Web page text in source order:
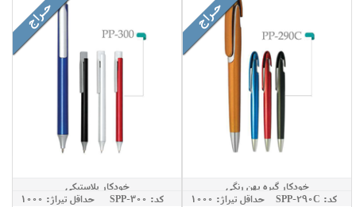
خودکار گیره پهن رنگی
کد: SPP-290C
حداقل تيراژ: 1000
خودکار پلاستیکی
کد: SPP-300
حداقل تيراژ: 1000